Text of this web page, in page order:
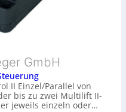
GmbH
II Einzel/Parallel von
bis zu zwei Multilift II-
jeweils einzeln oder…